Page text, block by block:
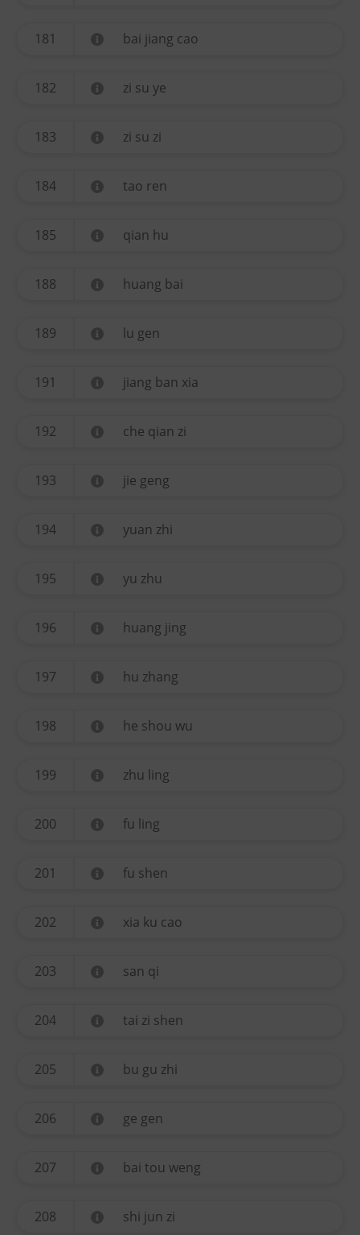
181 bai jiang cao
182 zi su ye
183 zi su zi
184 tao ren
185 qian hu
188 huang bai
189 lu gen
191 jiang ban xia
192 che qian zi
193 jie geng
194 yuan zhi
195 yu zhu
196 huang jing
197 hu zhang
198 he shou wu
199 zhu ling
200 fu ling
201 fu shen
202 xia ku cao
203 san qi
204 tai zi shen
205 bu gu zhi
206 ge gen
207 bai tou weng
208 shi jun zi